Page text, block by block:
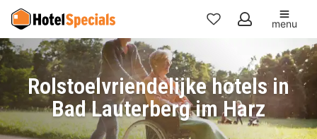
Mijn
favorieten
menu
Rolstoelvriendelijke hotels in
Bad Lauterberg im Harz